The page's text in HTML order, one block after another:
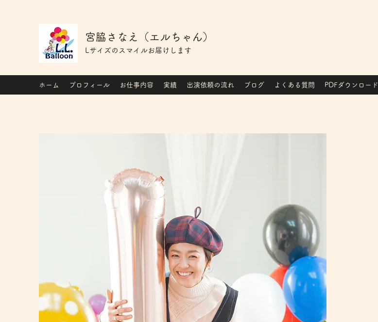
宮脇さなえ（エルちゃん）
Lサイズのスマイルお届けします
ホーム プロフィール お仕事内容 実績 出演依頼の流れ ブログ よくある質問 PDFダウンロード